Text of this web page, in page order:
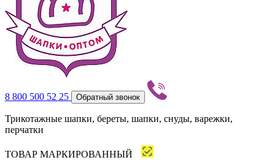
8 800 500 52 25 Обратный звонок
Трикотажные шапки, береты, шапки, снуды, варежки,
перчатки
ТОВАР МАРКИРОВАННЫЙ